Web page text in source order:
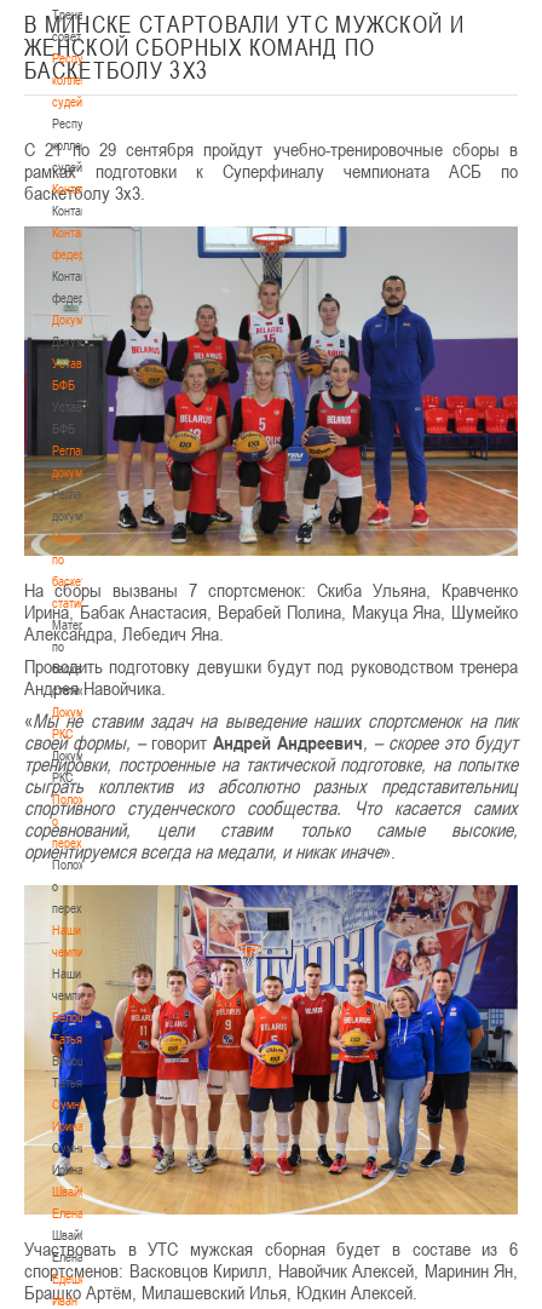
Тренерский
совет
Республиканская
коллегия
судей
Республиканская
коллегия
судей
Контакты
Контакты
Контакты
федерации
Контакты
федерации
Документы
Документы
Устав
БФБ
Устав
БФБ
Регламентирующие
документы
Регламентирующие
документы
Материалы
по
баскетбольной
статистике
Материалы
по
баскетбольной
статистике
Документы
РКС
Документы
РКС
Положение
о
переходах
Положение
о
переходах
Наши
чемпионы
Наши
чемпионы
Белошапко
Татьяна
Белошапко
Татьяна
Сумникова
Ирина
Сумникова
Ирина
Швайбович
Елена
Швайбович
Елена
Едешко
Иван
В МИНСКЕ СТАРТОВАЛИ УТС МУЖСКОЙ И
ЖЕНСКОЙ СБОРНЫХ КОМАНД ПО
БАСКЕТБОЛУ 3Х3
С 21 по 29 сентября пройдут учебно-тренировочные сборы в
рамках подготовки к Суперфиналу чемпионата АСБ по
баскетболу 3х3.
На сборы вызваны 7 спортсменок: Скиба Ульяна, Кравченко
Ирина, Бабак Анастасия, Верабей Полина, Макуца Яна, Шумейко
Александра, Лебедич Яна.
Проводить подготовку девушки будут под руководством тренера
Андрея Навойчика.
«Мы не ставим задач на выведение наших спортсменок на пик
своей формы, – говорит Андрей Андреевич –скорее это будут
тренировки, построенные на тактической подготовке, на попытке
сыграть коллектив из абсолютно разных представительниц
спортивного студенческого сообщества. Что касается самих
соревнований, цели ставим только самые высокие,
ориентируемся всегда на медали, и никак иначе».
Участвовать в УТС мужская сборная будет в составе из 6
спортсменов: Васковцов Кирилл, Навойчик Алексей, Маринин Ян,
Брашко Артём, Милашевский Илья, Юдкин Алексей.